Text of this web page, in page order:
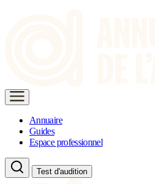
Annuaire
Guides
Espace professionnel
Test d'audition